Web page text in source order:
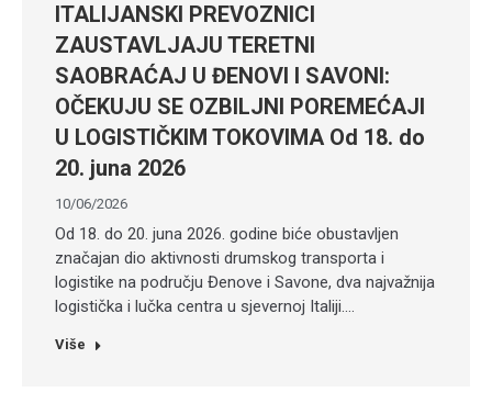
ITALIJANSKI PREVOZNICI
ZAUSTAVLJAJU TERETNI
SAOBRAĆAJ U ĐENOVI I SAVONI:
OČEKUJU SE OZBILJNI POREMEĆAJI
U LOGISTIČKIM TOKOVIMA Od 18. do
20. juna 2026
10/06/2026
Od 18. do 20. juna 2026. godine biće obustavljen
značajan dio aktivnosti drumskog transporta i
logistike na području Đenove i Savone, dva najvažnija
logistička i lučka centra u sjevernoj Italiji.…
Više